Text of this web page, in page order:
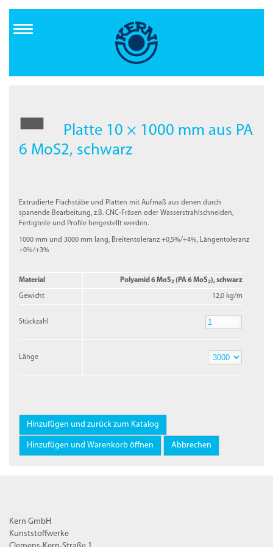
Inhalt
Platte 10 × 1000 mm aus PA
6 MoS2, schwarz
Extrudierte Flachstäbe und Platten mit Aufmaß aus denen durch
spanende Bearbeitung, z.B. CNC-Fräsen oder Wasserstrahlschneiden,
Fertigteile und Profile hergestellt werden.
1000 mm und 3000 mm lang, Breitentoleranz +0,5%/+4%, Längentoleranz
+0%/+3%
Material Polyamid 6 MoS2 (PA 6 MoS2), schwarz
Gewicht 12,0 kg/m
Stückzahl
Länge
Kern GmbH
Kunststoffwerke